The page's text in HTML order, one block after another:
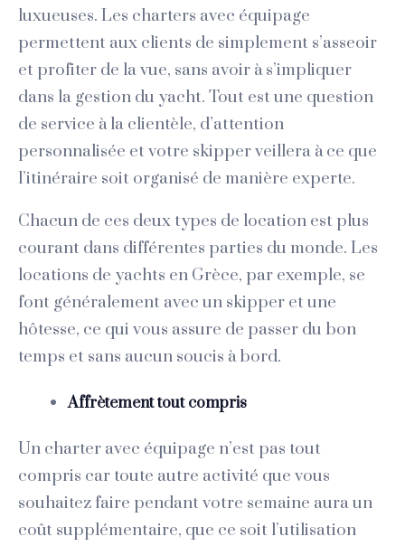
luxueuses. Les charters avec équipage
permettent aux clients de simplement s’asseoir
et profiter de la vue, sans avoir à s’impliquer
dans la gestion du yacht. Tout est une question
de service à la clientèle, d’attention
personnalisée et votre skipper veillera à ce que
l’itinéraire soit organisé de manière experte.
Chacun de ces deux types de location est plus
courant dans différentes parties du monde. Les
locations de yachts en Grèce, par exemple, se
font généralement avec un skipper et une
hôtesse, ce qui vous assure de passer du bon
temps et sans aucun soucis à bord.
Affrètement tout compris
Un charter avec équipage n’est pas tout
compris car toute autre activité que vous
souhaitez faire pendant votre semaine aura un
coût supplémentaire, que ce soit l’utilisation